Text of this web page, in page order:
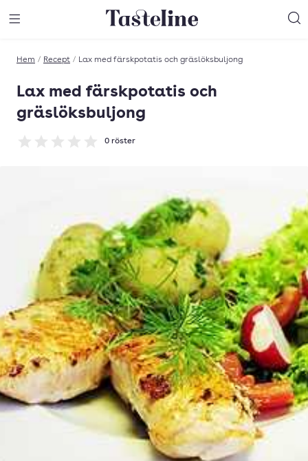
Till Tastelines startsida
Hem / Recept / Lax med färskpotatis och gräslöksbuljong
Lax med färskpotatis och
gräslöksbuljong
Betyg: 0 av 5
0 röster